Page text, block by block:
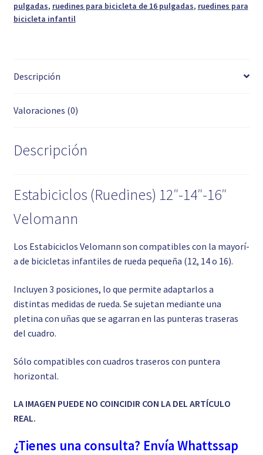
pulgadas, ruedines para bicicleta de 16 pulgadas, ruedines para
bicicleta infantil
Descripción
Valoraciones (0)
Descripción
Estabiciclos (Ruedines) 12″-14″-16″
Velomann
Los Estabiciclos Velomann son compatibles con la mayorí­
a de bicicletas infantiles de rueda pequeña (12, 14 o 16).
Incluyen 3 posiciones, lo que permite adaptarlos a
distintas medidas de rueda. Se sujetan mediante una
pletina con uñas que se agarran en las punteras traseras
del cuadro.
Sólo compatibles con cuadros traseros con puntera
horizontal.
LA IMAGEN PUEDE NO COINCIDIR CON LA DEL ARTÍCULO
REAL.
¿Tienes una consulta? Envía Whattssap